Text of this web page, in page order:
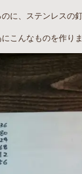
に、ステンレスの
こんなものを作りま